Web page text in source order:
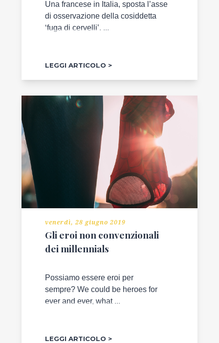
Una francese in Italia, sposta l’asse
di osservazione della cosiddetta
‘fuga di cervelli’. ...
LEGGI ARTICOLO
venerdì, 28 giugno 2019
Gli eroi non convenzionali
dei millennials
Possiamo essere eroi per
sempre? We could be heroes for
ever and ever, what ...
LEGGI ARTICOLO